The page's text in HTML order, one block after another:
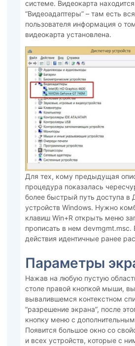
системе. Видеокарта
“Видеоадаптеры” – там есть
пользователя информация о
видеокарта установлена.
Для тех, кому предыдущая
процедура показалась
более быстрый путь доступа в
устройств Windows. Нужно
клавиш Win+R открыть меню
прописать в нем devmgmt.msc.
действия идентичные ранее
Параметры
Нажав на любую пустую
столе правой кнопкой мыши,
вывалившемся контекстном
“разрешение экрана”, после
кнопку меню с
Появится большое окно со
и всех устройств, которые с